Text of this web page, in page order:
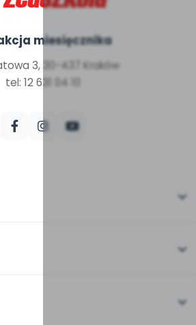
miesięcznika
3, 30-437 Kraków
tel: 12 631 04 10